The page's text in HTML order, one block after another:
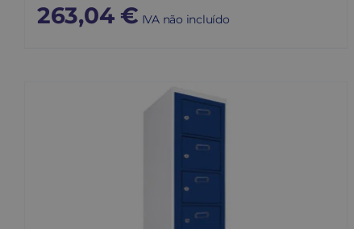
263,04 € IVA não incluído